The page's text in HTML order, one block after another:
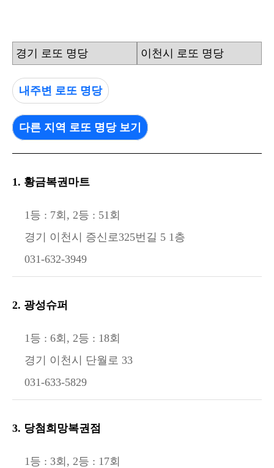
경기 로또 명당 이천시 로또 명당
내주변 로또 명당
다른 지역 로또 명당 보기
1. 황금복권마트
1등 : 7회, 2등 : 51회
경기 이천시 증신로325번길 5 1층
031-632-3949
2. 광성슈퍼
1등 : 6회, 2등 : 18회
경기 이천시 단월로 33
031-633-5829
3. 당첨희망복권점
1등 : 3회, 2등 : 17회